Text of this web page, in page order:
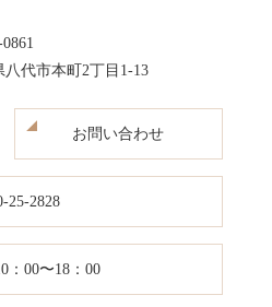
八代市本町2丁目1-13
お問い合わせ
25-2828
：00〜18：00